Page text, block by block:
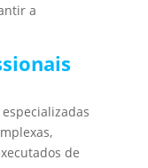
a
de